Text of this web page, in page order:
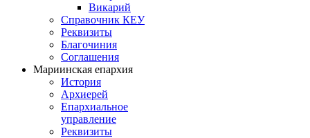
Викарий
Справочник КЕУ
Реквизиты
Благочиния
Соглашения
Мариинская епархия
История
Архиерей
Епархиальное
управление
Реквизиты